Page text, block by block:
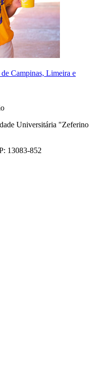
Campinas, Limeira e
Universitária "Zeferino
13083-852